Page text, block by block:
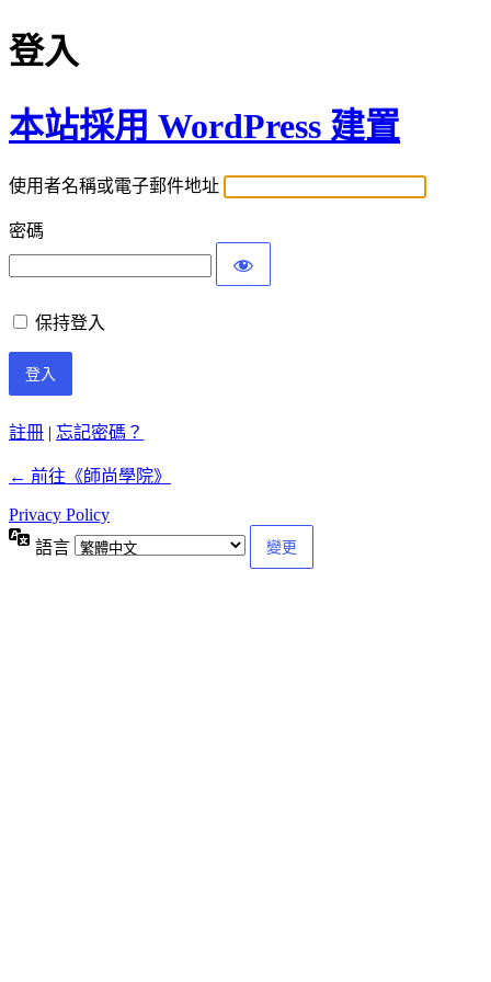
登入
本站採用 WordPress 建置
使用者名稱或電子郵件地址
密碼
保持登入
註冊 | 忘記密碼？
← 前往《師尚學院》
Privacy Policy
語言